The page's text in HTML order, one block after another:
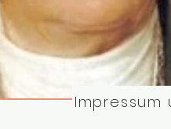
Impressum